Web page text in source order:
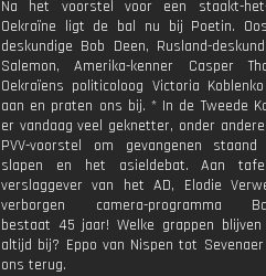
Na het voorstel voor een staakt-
Oekraïne ligt de bal nu bij Poetin.
deskundige Bob Deen, Rusland-
Salemon, Amerika-kenner Casper
Oekraïens politicoloog Victoria
aan en praten ons bij. * In de Tweede
er vandaag veel geknetter, onder
PVV-voorstel om gevangenen
slapen en het asieldebat. Aan
verslaggever van het AD, Elodie
verborgen camera-programma
bestaat 45 jaar! Welke grappen
altijd bij? Eppo van Nispen tot
ons terug.